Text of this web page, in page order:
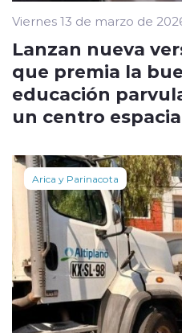
Viernes 13 de marzo de
Lanzan nueva
que premia la
educación
un centro
Arica y Parinacota